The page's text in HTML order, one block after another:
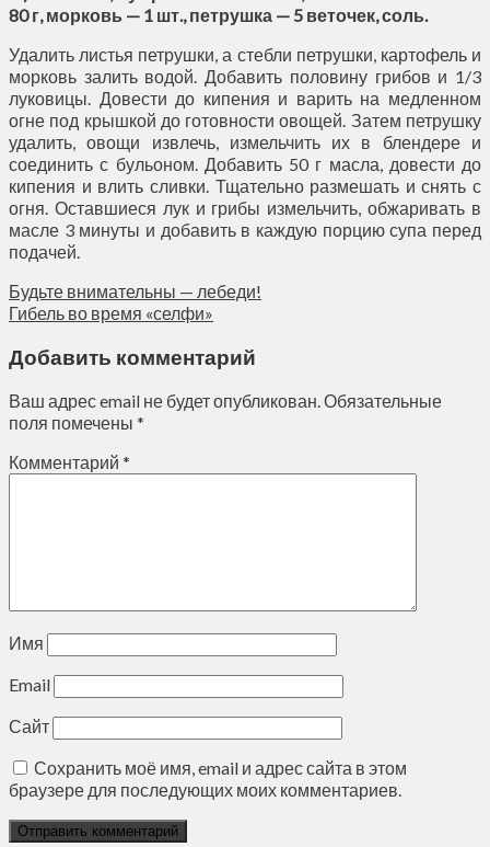
80 г, морковь — 1 шт., петрушка — 5 веточек, соль.
Удалить листья петрушки, а стебли петрушки, картофель и
морковь залить водой. Добавить половину грибов и 1/3
луковицы. Довести до кипения и варить на медленном
огне под крышкой до готовности овощей. Затем петрушку
удалить, овощи извлечь, измельчить их в блендере и
соединить с буль­о­­­ном. Добавить 50 г масла, довести до
кипения и влить сливки. Тщательно размешать и снять с
огня. Оставшиеся лук и грибы измельчить, обжаривать в
масле 3 минуты и добавить в каждую порцию супа перед
подачей.
Будьте внимательны — лебеди!
Гибель во время «селфи»
Добавить комментарий
Ваш адрес email не будет опубликован.Обязательные
поля помечены *
Комментарий *
Имя
Email
Сайт
Сохранить моё имя, email и адрес сайта в этом
браузере для последующих моих комментариев.